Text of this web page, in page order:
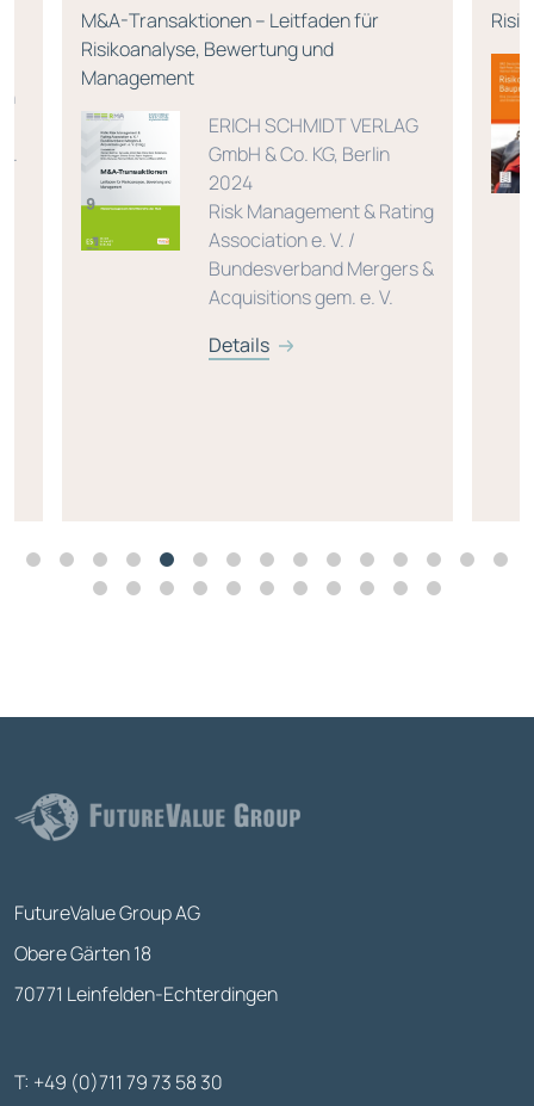
M&A-Transaktionen – Leitfaden für
Risikoanalyse, Bewertung und
Management
ERICH SCHMIDT VERLAG
GmbH & Co. KG, Berlin
2024
Risk Management & Rating
Association e. V. /
Bundesverband Mergers &
Acquisitions gem. e. V.
Details
FutureValue Group AG
Obere Gärten 18
70771 Leinfelden-Echterdingen
T: +49 (0)711 79 73 58 30